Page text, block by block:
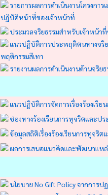
รายการผลการดำเนินงานโครงการ
ปฏิบัติหน้าที่ของเจ้าหน้าที่
ประมวลจริยธรรมสำหรับเจ้าหน้า
แนวปฏิบัติการประพฤติตนทางจริ
พฤติกรรมสีเทา
รายงานผลการดำเนินงานด้านจริย
แนวปฏิบัติการจัดการเรื่องร้องเรี
ช่องทางร้องเรียนการทุจริตและป
ข้อมูลสถิติเรื่องร้องเรียนการทุจริ
ผลการเสนอแนวคิดและพัฒนาแหล่
นโยบาย No Gift Policy จากการ